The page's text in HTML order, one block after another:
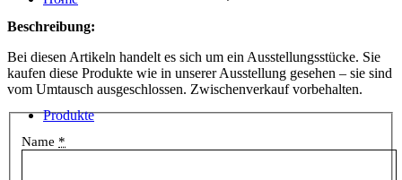
Produkte
Beschreibung:
Bei diesen Artikeln handelt es sich um ein Ausstellungsstücke. Sie
kaufen diese Produkte wie in unserer Ausstellung gesehen – sie sind
vom Umtausch ausgeschlossen. Zwischenverkauf vorbehalten.
Name *